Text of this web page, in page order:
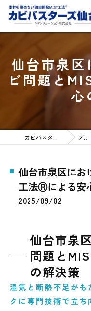
仙台市泉区
ビ問題と
心
カビバスターズ仙台HOME ブログ
仙台市泉区にお
工法Ⓡによる安
2025/09/02
仙台市泉
問題と
の解決策
湿気と断熱不足がも
クに専門技術で立ち